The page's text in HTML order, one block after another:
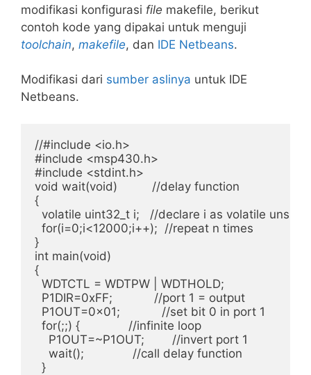
modifikasi konfigurasi file makefile, berikut
contoh kode yang dipakai untuk menguji
toolchain, makefile, dan IDE Netbeans.
Modifikasi dari sumber aslinya untuk IDE
Netbeans.
//#include <io.h>
#include <msp430.h>
#include <stdint.h>
void wait(void)          //delay function
{
volatile uint32_t i;   //declare i as volatile
  for(i=0;i<12000;i++);  //repeat n times
}
int main(void)
{
  WDTCTL = WDTPW | WDTHOLD;
  P1DIR=0xFF;            //port 1 = output
  P1OUT=0x01;            //set bit 0 in port 1
  for(;;) {              //infinite loop
    P1OUT=~P1OUT;        //invert port 1
    wait();              //call delay function
  }